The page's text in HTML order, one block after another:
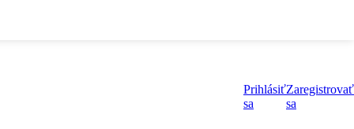
Prihlásiť
sa
Zaregistrovať
sa